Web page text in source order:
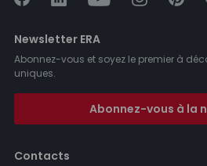
Newsletter ERA
Abonnez-vous et soyez le premier à
uniques.
Abonnez-vous à la
Contacts